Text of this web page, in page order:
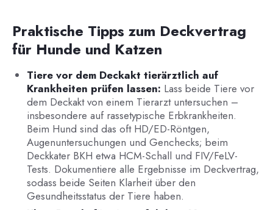
Praktische Tipps zum Deckvertrag
für Hunde und Katzen
Tiere vor dem Deckakt tierärztlich auf
Krankheiten prüfen lassen: Lass beide Tiere vor
dem Deckakt von einem Tierarzt untersuchen –
insbesondere auf rassetypische Erbkrankheiten.
Beim Hund sind das oft HD/ED-Röntgen,
Augenuntersuchungen und Genchecks; beim
Deckkater BKH etwa HCM-Schall und FIV/FeLV-
Tests. Dokumentiere alle Ergebnisse im Deckvertrag,
sodass beide Seiten Klarheit über den
Gesundheitsstatus der Tiere haben.